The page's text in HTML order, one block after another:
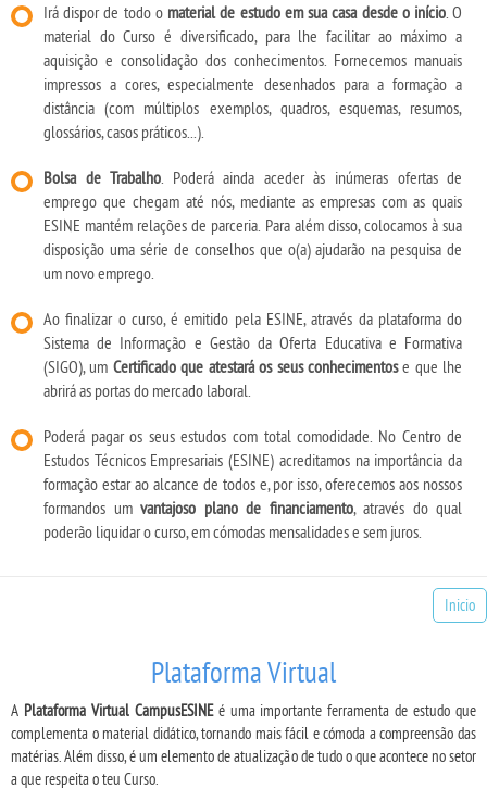
Irá dispor de todo o material de estudo em sua casa desde o início. O
material do Curso é diversificado, para lhe facilitar ao máximo a
aquisição e consolidação dos conhecimentos. Fornecemos manuais
impressos a cores, especialmente desenhados para a formação a
distância (com múltiplos exemplos, quadros, esquemas, resumos,
glossários, casos práticos...).
Bolsa de Trabalho. Poderá ainda aceder às inúmeras ofertas de
emprego que chegam até nós, mediante as empresas com as quais
ESINE mantém relações de parceria. Para além disso, colocamos à sua
disposição uma série de conselhos que o(a) ajudarão na pesquisa de
um novo emprego.
Ao finalizar o curso, é emitido pela ESINE, através da plataforma do
Sistema de Informação e Gestão da Oferta Educativa e Formativa
(SIGO), um Certificado que atestará os seus conhecimentose que lhe
abrirá as portas do mercado laboral.
Poderá pagar os seus estudos com total comodidade. No Centro de
Estudos Técnicos Empresariais (ESINE) acreditamos na importância da
formação estar ao alcance de todos e, por isso, oferecemos aos nossos
formandos umvantajoso plano de financiamento, através do qual
poderão liquidar o curso, em cómodas mensalidades e sem juros.
Inicio
Plataforma Virtual
A Plataforma Virtual CampusESINEé uma importante ferramenta de estudo que
complementa o material didático, tornando mais fácil e cómoda a compreensão das
matérias. Além disso, é um elemento de atualização de tudo o que acontece no setor
a que respeita o teu Curso.